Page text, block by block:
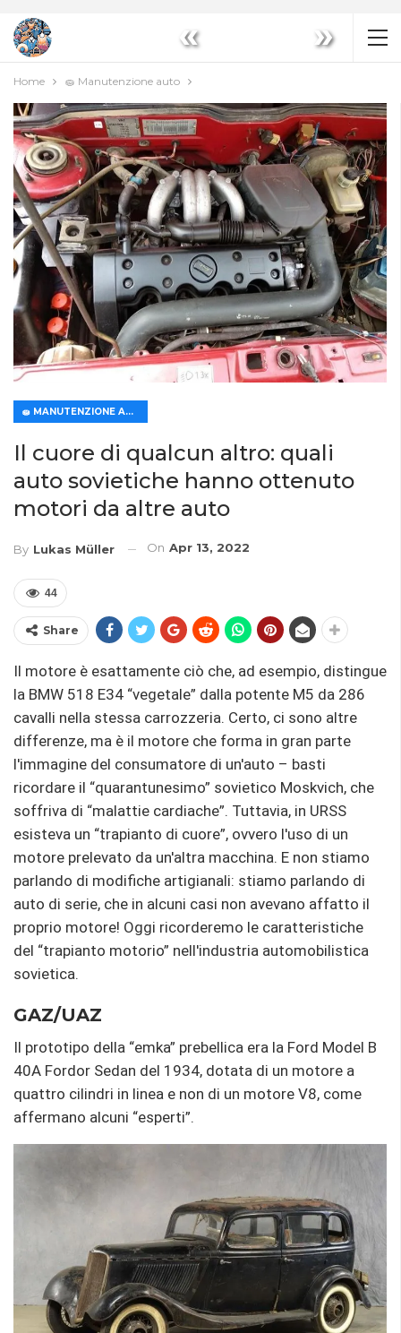
« »
Home 🧽 Manutenzione auto
🧽 MANUTENZIONE AUTO
Il cuore di qualcun altro: quali
auto sovietiche hanno ottenuto
motori da altre auto
By Lukas Müller On Apr 13, 2022
44
Share
Il motore è esattamente ciò che, ad esempio, distingue
la BMW 518 E34 “vegetale” dalla potente M5 da 286
cavalli nella stessa carrozzeria. Certo, ci sono altre
differenze, ma è il motore che forma in gran parte
l'immagine del consumatore di un'auto – basti
ricordare il “quarantunesimo” sovietico Moskvich, che
soffriva di “malattie cardiache”. Tuttavia, in URSS
esisteva un “trapianto di cuore”, ovvero l'uso di un
motore prelevato da un'altra macchina. E non stiamo
parlando di modifiche artigianali: stiamo parlando di
auto di serie, che in alcuni casi non avevano affatto il
proprio motore! Oggi ricorderemo le caratteristiche
del “trapianto motorio” nell'industria automobilistica
sovietica.
GAZ/UAZ
Il prototipo della “emka” prebellica era la Ford Model B
40A Fordor Sedan del 1934, dotata di un motore a
quattro cilindri in linea e non di un motore V8, come
affermano alcuni “esperti”.